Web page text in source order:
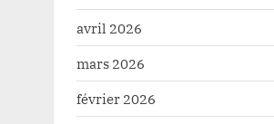
avril 2026
mars 2026
février 2026